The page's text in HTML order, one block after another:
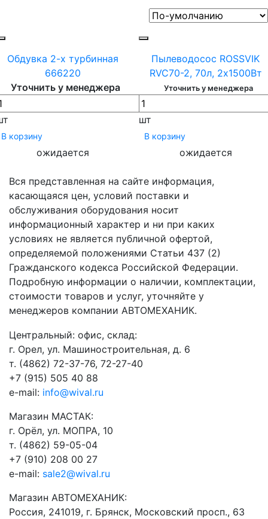
Обдувка 2-х турбинная
666220
Уточнить у менеджера
В корзину
ожидается
Пылеводосос ROSSVIK
RVC70-2, 70л, 2x1500Вт
Уточнить у менеджера
шт
В корзину
ожидается
Вся представленная на сайте информация,
касающаяся цен, условий поставки и
обслуживания оборудования носит
информационный характер и ни при каких
условиях не является публичной офертой,
определяемой положениями Статьи 437 (2)
Гражданского кодекса Российской Федерации.
Подробную информации о наличии, комплектации,
стоимости товаров и услуг, уточняйте у
менеджеров компании АВТОМЕХАНИК.
​Центральный: офис, склад:
г. Орел, ул. Машиностроительная, д. 6
т. (4862) 72-37-76, 72-27-40
+7 (915) 505 40 88
e-mail: info@wival.ru
Магазин МАСТАК:
г. Орёл, ул. МОПРА, 10
т. (4862) 59-05-04
+7 (910) 208 00 27
e-mail: sale2@wival.ru
Магазин АВТОМЕХАНИК:
Россия, 241019, г. Брянск, Московский просп., 63